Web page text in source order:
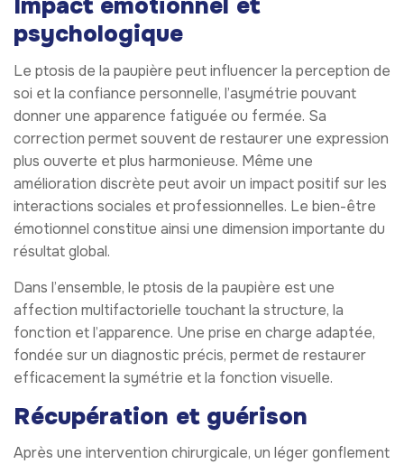
Impact émotionnel et
psychologique
Le ptosis de la paupière peut influencer la perception de
soi et la confiance personnelle, l’asymétrie pouvant
donner une apparence fatiguée ou fermée. Sa
correction permet souvent de restaurer une expression
plus ouverte et plus harmonieuse. Même une
amélioration discrète peut avoir un impact positif sur les
interactions sociales et professionnelles. Le bien-être
émotionnel constitue ainsi une dimension importante du
résultat global.
Dans l’ensemble, le ptosis de la paupière est une
affection multifactorielle touchant la structure, la
fonction et l’apparence. Une prise en charge adaptée,
fondée sur un diagnostic précis, permet de restaurer
efficacement la symétrie et la fonction visuelle.
Récupération et guérison
Après une intervention chirurgicale, un léger gonflement